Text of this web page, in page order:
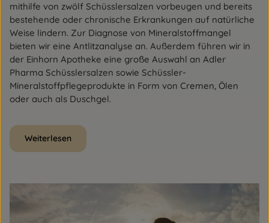
mithilfe von zwölf Schüsslersalzen vorbeugen und bereits
bestehende oder chronische Erkrankungen auf natürliche
Weise lindern. Zur Diagnose von Mineralstoffmangel
bieten wir eine Antlitzanalyse an. Außerdem führen wir in
der Einhorn Apotheke eine große Auswahl an Adler
Pharma Schüsslersalzen sowie Schüssler-
Mineralstoffpflegeprodukte in Form von Cremen, Ölen
oder auch als Duschgel.
Weiterlesen